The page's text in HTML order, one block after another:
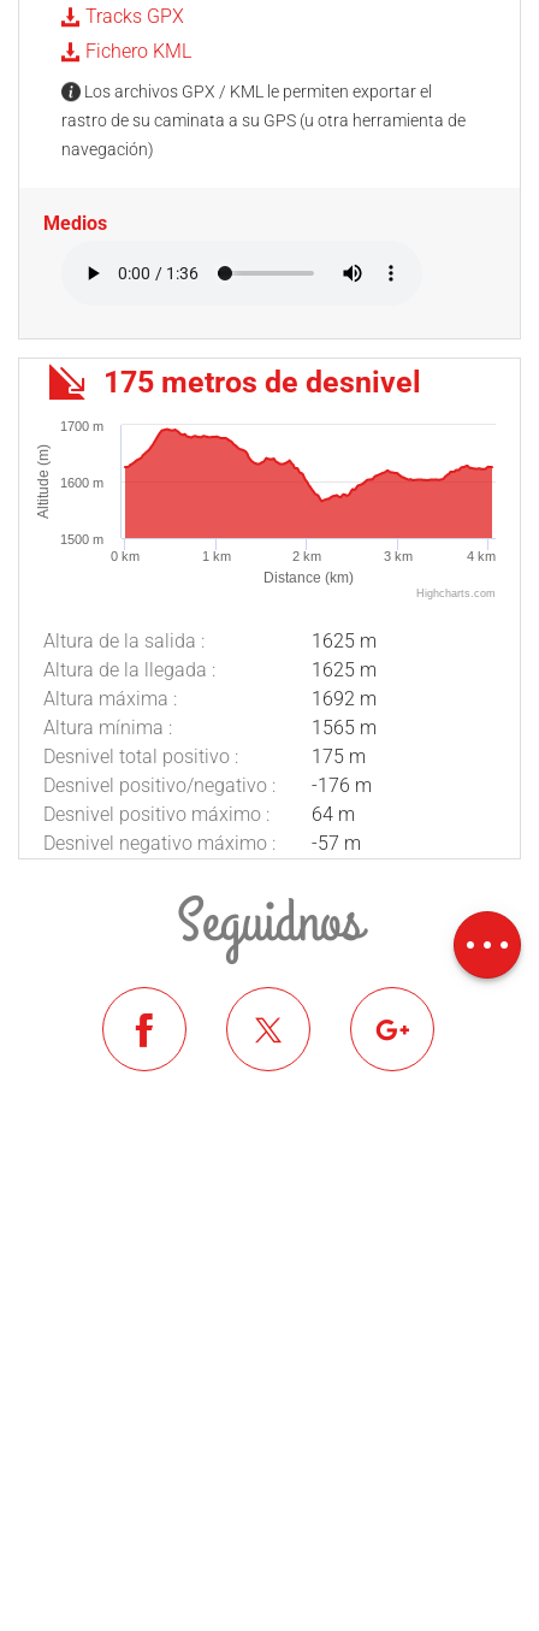
Desnivel
Tracks GPX
Fichero KML
Los archivos GPX / KML le permiten exportar el
rastro de su caminata a su GPS (u otra herramienta de
navegación)
Medios
175 metros de desnivel
Distance (km)
Altitude (m)
0 km 1 km 2 km 3 km 4 km
1500 m
1600 m
1700 m
Highcharts.com
Altura de la salida :
1625 m
Altura de la llegada :
1625 m
Altura máxima :
1692 m
Altura mínima :
1565 m
Desnivel total positivo :
175 m
Desnivel positivo/negativo :
-176 m
Desnivel positivo máximo :
64 m
Desnivel negativo máximo :
-57 m
Seguidnos